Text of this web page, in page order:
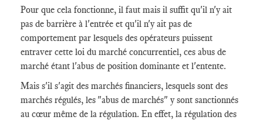
Pour que cela fonctionne, il faut mais il suffit qu'il n'y ait
pas de barrière à l'entrée et qu'il n'y ait pas de
comportement par lesquels des opérateurs puissent
entraver cette loi du marché concurrentiel, ces abus de
marché étant l'abus de position dominante et l'entente.
Mais s'il s'agit des marchés financiers, lesquels sont des
marchés régulés, les "abus de marchés" y sont sanctionnés
au cœur même de la régulation. En effet, la régulation des